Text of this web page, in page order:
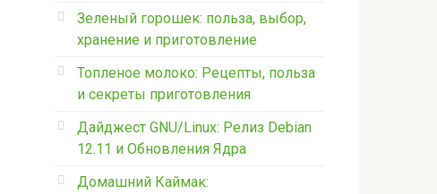
Зеленый горошек: польза, выбор,
хранение и приготовление
Топленое молоко: Рецепты, польза
и секреты приготовления
Дайджест GNU/Linux: Релиз Debian
12.11 и Обновления Ядра
Домашний Каймак: